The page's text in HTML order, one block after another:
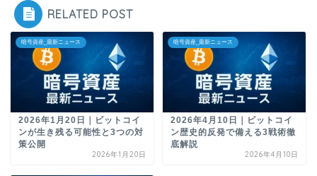
RELATED POST
暗号資産_最新ニュース
2026年1月20日｜ビットコイ
ンが生き残る可能性と3つの対
策公開
2026年1月20日
暗号資産_最新ニュース
2026年4月10日｜ビットコイ
ン歴史的反発で備える3戦術徹
底解説
2026年4月10日